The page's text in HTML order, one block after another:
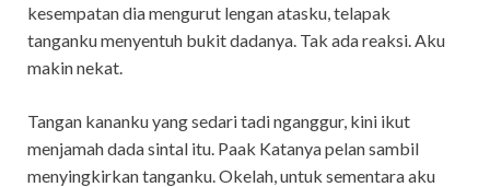
kesempatan dia mengurut lengan atasku, telapak
tanganku menyentuh bukit dadanya. Tak ada reaksi. Aku
makin nekat.
Tangan kananku yang sedari tadi nganggur, kini ikut
menjamah dada sintal itu. Paak Katanya pelan sambil
menyingkirkan tanganku. Okelah, untuk sementara aku